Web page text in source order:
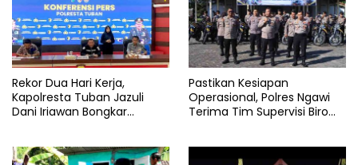
Rekor Dua Hari Kerja,
Kapolresta Tuban Jazuli
Dani Iriawan Bongkar
Pastikan Kesiapan
Operasional, Polres Ngawi
Terima Tim Supervisi Biro